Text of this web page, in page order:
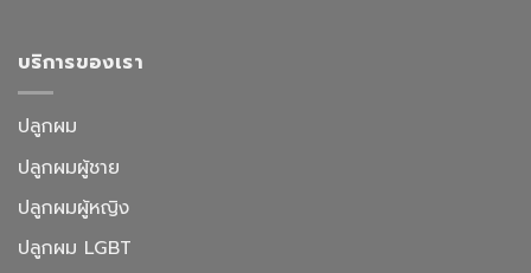
บริการของเรา
ปลูกผม
ปลูกผมผู้ชาย
ปลูกผมผู้หญิง
ปลูกผม LGBT